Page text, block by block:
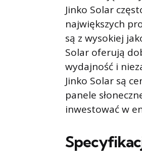
Jinko Solar
największych
są z wysokiej
Solar oferują
wydajność i
Jinko Solar są
panele
inwestować w